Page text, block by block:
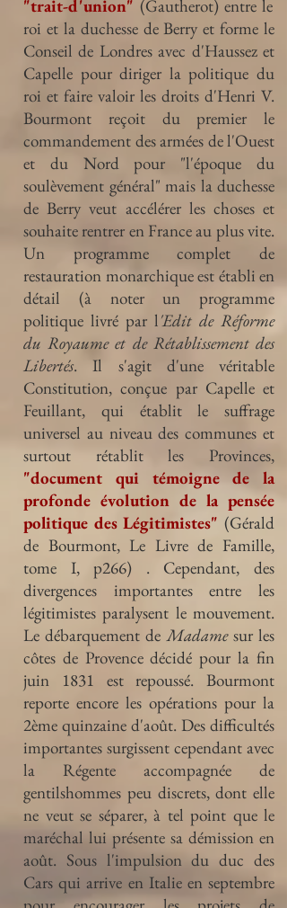
"trait-d'union" (Gautherot) entre le
roi et la duchesse de Berry et forme le
Conseil de Londres avec d'Haussez et
Capelle pour diriger la politique du
roi et faire valoir les droits d'Henri V.
Bourmont reçoit du premier le
commandement des armées de l'Ouest
et du Nord pour "l'époque du
soulèvement général" mais la duchesse
de Berry veut accélérer les choses et
souhaite rentrer en France au plus vite.
Un programme complet de
restauration monarchique est établi en
détail (à noter un programme
politique livré par l'Edit de Réforme
du Royaume et de Rétablissement des
Libertés. Il s'agit d'une véritable
Constitution, conçue par Capelle et
Feuillant, qui établit le suffrage
universel au niveau des communes et
surtout rétablit les Provinces,
"document qui témoigne de la
profonde évolution de la pensée
politique des Légitimistes" (Gérald
de Bourmont, Le Livre de Famille,
tome I, p266) . Cependant, des
divergences importantes entre les
légitimistes paralysent le mouvement.
Le débarquement deMadame sur les
côtes de Provence décidé pour la fin
juin 1831 est repoussé. Bourmont
reporte encore les opérations pour la
2ème quinzaine d'août. Des difficultés
importantes surgissent cependant avec
la Régente accompagnée de
gentilshommes peu discrets, dont elle
ne veut se séparer, à tel point que le
maréchal lui présente sa démission en
août. Sous l'impulsion du duc des
Cars qui arrive en Italie en septembre